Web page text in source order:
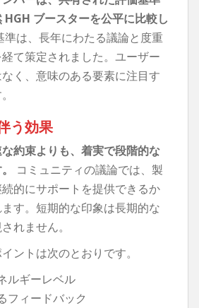
HGH ブースターを公平に比較​​し
準は、長年にわたる議論と度重
て策定されました。ユーザー
く、意味のある要素に注目す
う効果
約束よりも、着実で段階的な
コミュニティの議論では、製
的にサポートを提供できるか
す。短期的な印象は長期的な
れません。
ントは次のとおりです。
ルギーレベル
フィードバック